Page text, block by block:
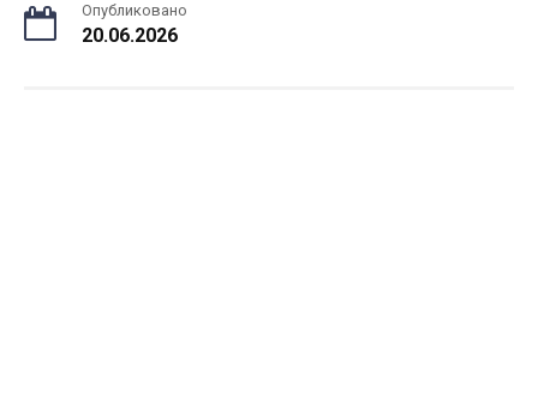
Опубликовано
20.06.2026